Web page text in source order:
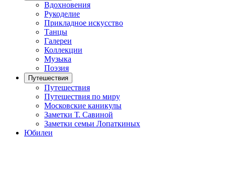
Вдохновения
Рукоделие
Прикладное искусство
Танцы
Галереи
Коллекции
Музыка
Поэзия
Путешествия
Путешествия
Путешествия по миру
Московские каникулы
Заметки Т. Савиной
Заметки семьи Лопаткиных
Юбилеи